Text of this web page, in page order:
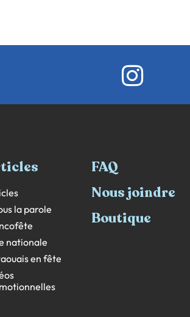
la parole
nationale
en fête
FAQ
Nous joindre
Boutique